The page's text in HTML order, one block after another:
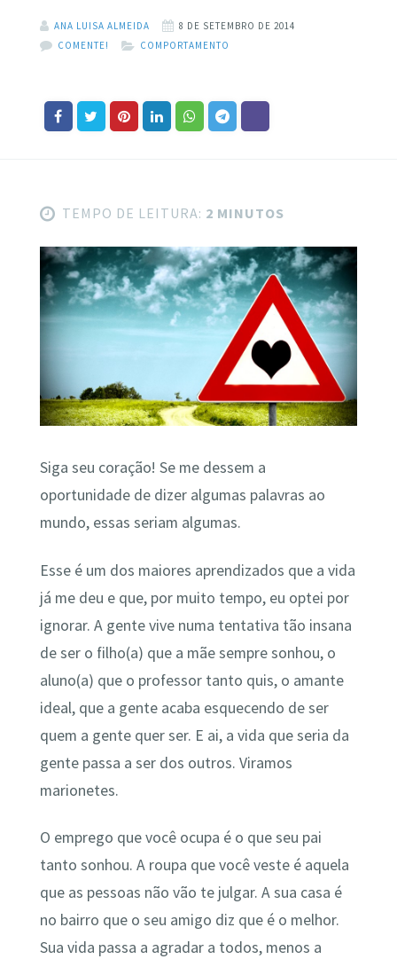
ANA LUISA ALMEIDA
8 DE SETEMBRO DE 2014
COMENTE!
COMPORTAMENTO
TEMPO DE LEITURA: 2 MINUTOS
Siga seu coração! Se me dessem a
oportunidade de dizer algumas palavras ao
mundo, essas seriam algumas.
Esse é um dos maiores aprendizados que a vida
já me deu e que, por muito tempo, eu optei por
ignorar. A gente vive numa tentativa tão insana
de ser o filho(a) que a mãe sempre sonhou, o
aluno(a) que o professor tanto quis, o amante
ideal, que a gente acaba esquecendo de ser
quem a gente quer ser. E ai, a vida que seria da
gente passa a ser dos outros. Viramos
marionetes.
O emprego que você ocupa é o que seu pai
tanto sonhou. A roupa que você veste é aquela
que as pessoas não vão te julgar. A sua casa é
no bairro que o seu amigo diz que é o melhor.
Sua vida passa a agradar a todos, menos a